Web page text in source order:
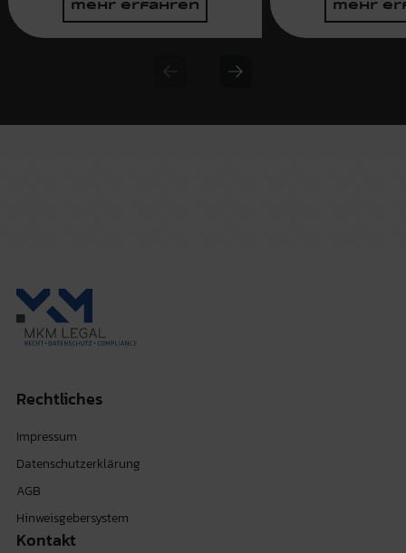
mehr erfahren mehr
Previous slide
Next slide
Rechtliches
Impressum
Datenschutzerklärung
AGB
Hinweisgebersystem
Kontakt